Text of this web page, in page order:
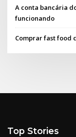
A conta bancária
funcionando
Comprar fast food
Top Stories